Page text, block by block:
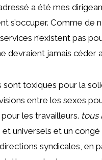
a été mes
s’occuper. Comme de
n’existent pas
devraient jamais céder
toxiques pour la
entre les sexes
les travailleurs. tous
universels et un
syndicales, en